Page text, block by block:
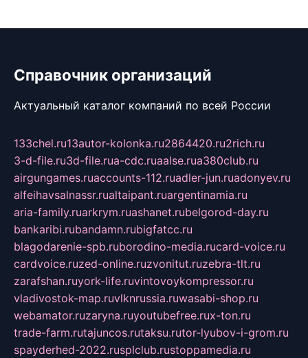
Справочник организаций
Актуальный каталог компаний по всей России
133chel.ru13autor-kolonka.ru2864420.ru2rich.ru
3-d-file.ru3d-file.rua-cdc.ruaalse.rua380club.ru
airgungames.ruaccounts-112.ruadler-jun.ruadonyev.ru
alfeihavsalnassr.rualtaipant.ruargentinamia.ru
aria-family.ruarkrym.ruashanet.rubelgorod-day.ru
bankaribi.rubandamn.rubigfatcc.ru
blagodarenie-spb.ruborodino-media.rucard-voice.ru
cardvoice.ruzed-online.ruzvonitut.ruzebra-tlt.ru
zarafshan.ruyork-life.ruvintovoykompressor.ru
vladivostok-map.ruvlknrussia.ruwasabi-shop.ru
webamator.ruzaryna.ruyoutubefree.rux-ton.ru
trade-farm.rutajuncos.rutaksu.rutor-lyubov-i-grom.ru
spayderhed-2022.rusplclub.rustoppamedia.ru